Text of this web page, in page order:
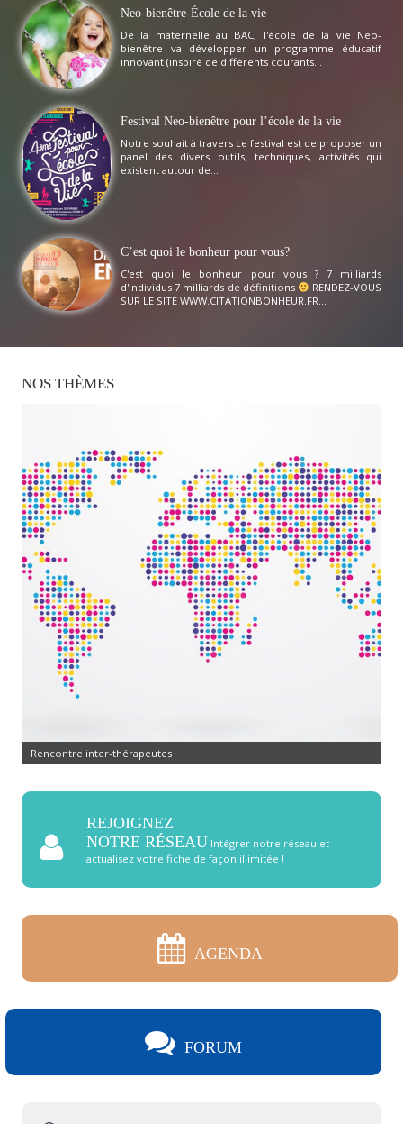
Neo-bienêtre-École de la vie
De la maternelle au BAC, l'école de la vie Neo-
bienêtre va développer un programme éducatif
innovant (inspiré de différents courants...
Festival Neo-bienêtre pour l’école de la vie
Notre souhait à travers ce festival est de proposer un
panel des divers outils, techniques, activités qui
existent autour de...
C’est quoi le bonheur pour vous?
C'est quoi le bonheur pour vous ? 7 milliards
d'individus 7 milliards de définitions
RENDEZ-VOUS
SUR LE SITE WWW.CITATIONBONHEUR.FR...
NOS THÈMES
Rencontre inter-thérapeutes
REJOIGNEZ
NOTRE RÉSEAU Intégrer notre réseau et
actualisez votre fiche de façon illimitée !
AGENDA
FORUM